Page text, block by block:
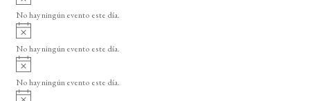
o
v
i
o
No hay ningún evento este día.
A
v
i
o
No hay ningún evento este día.
A
v
i
No hay ningún evento este día.
A